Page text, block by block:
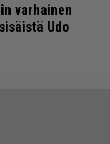
varhainen
Udo